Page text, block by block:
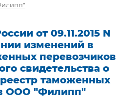
от 09.11.2015 N
изменений в
перевозчиков
свидетельства о
таможенных
ООО "Филипп"